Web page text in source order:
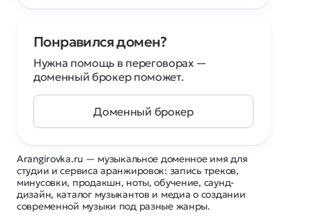
Arangirovka.ru — музыкальное доменное имя для
студии и сервиса аранжировок: запись треков,
минусовки, продакшн, ноты, обучение, саунд-
дизайн, каталог музыкантов и медиа о создании
современной музыки под разные жанры.
Понравился домен?
Нужна помощь в переговорах —
доменный брокер поможет.
Доменный брокер